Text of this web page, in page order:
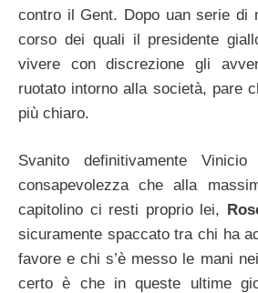
contro il Gent. Dopo uan serie di
corso dei quali il presidente
vivere con discrezione gli
ruotato intorno alla società, pare
più chiaro.
Svanito definitivamente
consapevolezza che alla
capitolino ci resti proprio lei,
sicuramente spaccato tra chi ha
favore e chi s’è messo le mani
certo è che in queste ultime